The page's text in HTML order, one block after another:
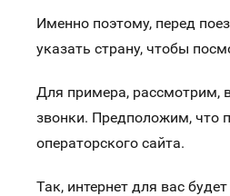
Именно поэтому, перед
указать страну, чтобы
Для примера, рассмотрим,
звонки. Предположим, что
операторского сайта.
Так, интернет для вас